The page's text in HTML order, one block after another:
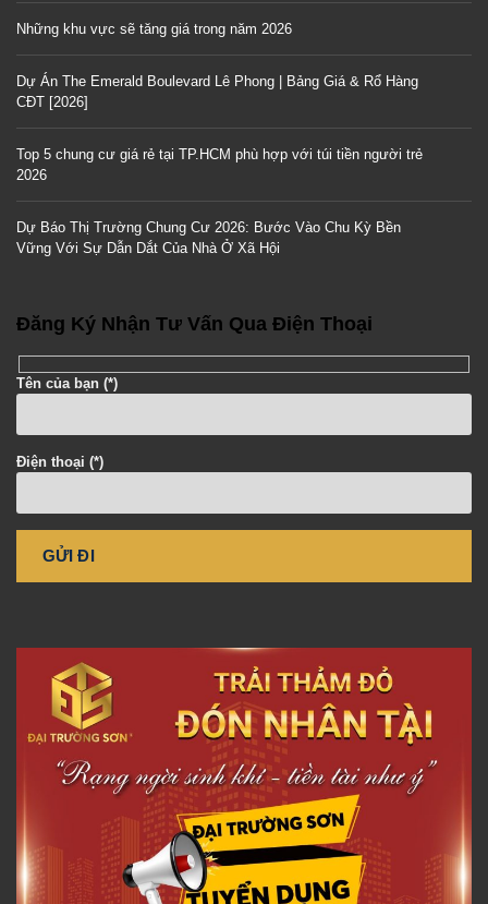
Những khu vực sẽ tăng giá trong năm 2026
Dự Án The Emerald Boulevard Lê Phong | Bảng Giá & Rổ Hàng
CĐT [2026]
Top 5 chung cư giá rẻ tại TP.HCM phù hợp với túi tiền người trẻ
2026
Dự Báo Thị Trường Chung Cư 2026: Bước Vào Chu Kỳ Bền
Vững Với Sự Dẫn Dắt Của Nhà Ở Xã Hội
Đăng Ký Nhận Tư Vấn Qua Điện Thoại
Tên của bạn (*)
Điện thoại (*)